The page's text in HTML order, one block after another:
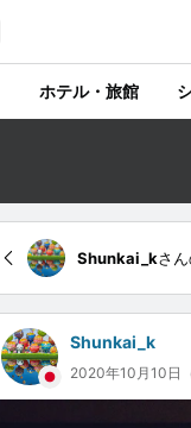
ホテル・旅館
Shunkai_kさ
Shunkai_k
2020年10月10日